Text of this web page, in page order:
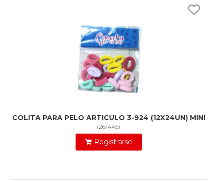
COLITA PARA PELO ARTICULO 3-924 (12X24UN) MINI
(261445)
Registrarse